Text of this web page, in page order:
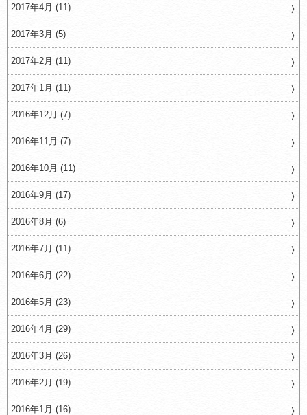
2017年4月 (11)
2017年3月 (5)
2017年2月 (11)
2017年1月 (11)
2016年12月 (7)
2016年11月 (7)
2016年10月 (11)
2016年9月 (17)
2016年8月 (6)
2016年7月 (11)
2016年6月 (22)
2016年5月 (23)
2016年4月 (29)
2016年3月 (26)
2016年2月 (19)
2016年1月 (16)